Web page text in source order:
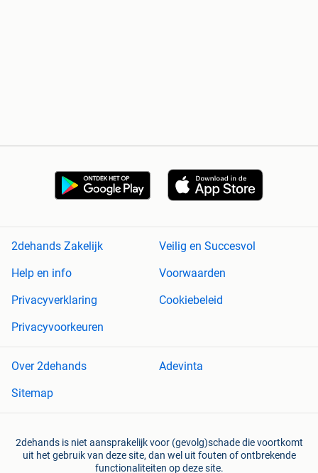
2dehands Zakelijk
Veilig en Succesvol
Help en info
Voorwaarden
Privacyverklaring
Cookiebeleid
Privacyvoorkeuren
Over 2dehands
Adevinta
Sitemap
2dehands is niet aansprakelijk voor (gevolg)schade die voortkomt
uit het gebruik van deze site, dan wel uit fouten of ontbrekende
functionaliteiten op deze site.